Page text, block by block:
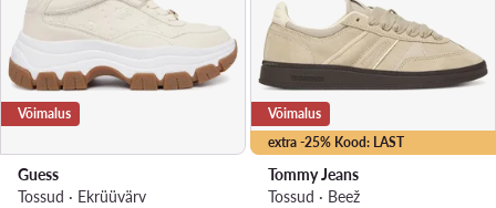
Võimalus
Guess
Tossud · Ekrüüvärv
extra -25% Kood: LAST
Võimalus
Tommy Jeans
Tossud · Beež